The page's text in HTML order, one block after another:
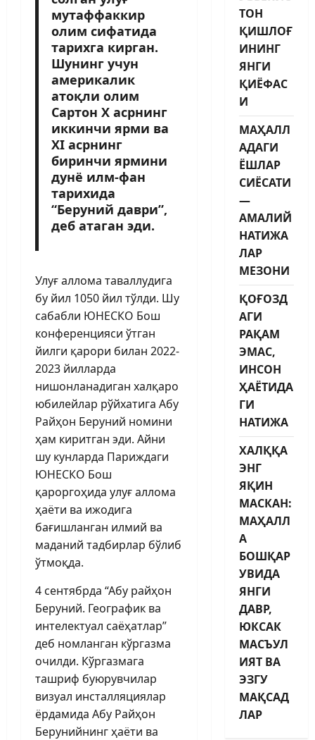
мутаффаккир
олим сифатида
тарихга кирган.
Шунинг учун
америкалик
атоқли олим
Сартон Х асрнинг
иккинчи ярми ва
XI асрнинг
биринчи ярмини
дунё илм-фан
тарихида
“Беруний даври”,
деб атаган эди.
Улуғ аллома таваллудига
бу йил 1050 йил тўлди. Шу
сабабли ЮНЕСКО Бош
конференцияси ўтган
йилги қарори билан 2022-
2023 йилларда
нишонланадиган халқаро
юбилейлар рўйхатига Абу
Райҳон Беруний номини
ҳам киритган эди. Айни
шу кунларда Париждаги
ЮНЕСКО Бош
қароргоҳида улуғ аллома
ҳаёти ва ижодига
бағишланган илмий ва
маданий тадбирлар бўлиб
ўтмоқда.
4 сентябрда “Абу райҳон
Беруний. Географик ва
интелектуал саёҳатлар”
деб номланган кўргазма
очилди. Кўргазмага
ташриф буюрувчилар
визуал инс­талляциялар
ёрдамида Абу Райҳон
Берунийнинг ҳаёти ва
ТОН
ҚИШЛОҒ
ИНИНГ
ЯНГИ
ҚИЁФАС
И
МАҲАЛЛ
АДАГИ
ЁШЛАР
СИЁСАТИ
—
АМАЛИЙ
НАТИЖА
ЛАР
МЕЗОНИ
ҚОҒОЗД
АГИ
РАҚАМ
ЭМАС,
ИНСОН
ҲАЁТИДА
ГИ
НАТИЖА
ХАЛҚҚА
ЭНГ
ЯҚИН
МАСКАН:
МАҲАЛЛ
А
БОШҚАР
УВИДА
ЯНГИ
ДАВР,
ЮКСАК
МАСЪУЛ
ИЯТ ВА
ЭЗГУ
МАҚСАД
ЛАР